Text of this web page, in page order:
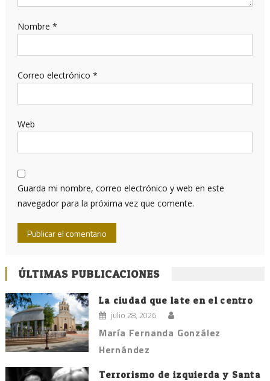
Nombre *
Correo electrónico *
Web
Guarda mi nombre, correo electrónico y web en este
navegador para la próxima vez que comente.
ÚLTIMAS PUBLICACIONES
La ciudad que late en el centro
julio 28, 2026
María Fernanda González
Hernández
Terrorismo de izquierda y Santa